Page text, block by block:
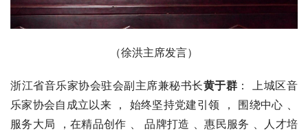
（徐洪主席发言）
浙江省音乐家协会驻会副主席兼秘书长黄于群 ： 上城区音
乐家协会自成立以来 ， 始终坚持党建引领 ， 围绕中心 、
服务大局 ，在精品创作 、 品牌打造 、惠民服务 、人才培